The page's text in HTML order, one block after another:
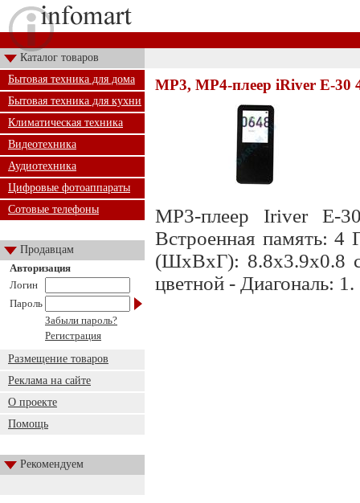
Каталог товаров
Бытовая техника для дома
Бытовая техника для кухни
Климатическая техника
Видеотехника
Аудиотехника
Цифровые фотоаппараты
Сотовые телефоны
Продавцам
Авторизация
Логин
Пароль
Забыли пароль?
Регистрация
Размещение товаров
Реклама на сайте
О проекте
Помощь
Рекомендуем
MP3, MP4-плеер iRiver E-30
MP3-плеер Iriver E-
Встроенная память: 4
(ШхВхГ): 8.8x3.9x0.8
цветной - Диагональ: 1.